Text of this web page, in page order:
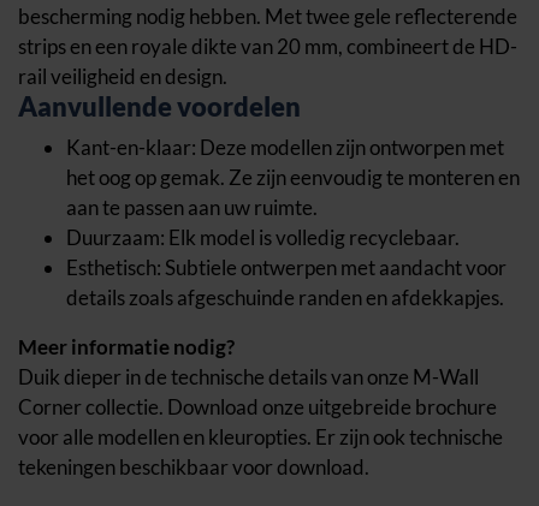
bescherming nodig hebben. Met twee gele reflecterende
strips en een royale dikte van 20 mm, combineert de HD-
rail veiligheid en design.
Aanvullende voordelen
Kant-en-klaar: Deze modellen zijn ontworpen met
het oog op gemak. Ze zijn eenvoudig te monteren en
aan te passen aan uw ruimte.
Duurzaam: Elk model is volledig recyclebaar.
Esthetisch: Subtiele ontwerpen met aandacht voor
details zoals afgeschuinde randen en afdekkapjes.
Meer informatie nodig?
Duik dieper in de technische details van onze M-Wall
Corner collectie. Download onze uitgebreide brochure
voor alle modellen en kleuropties. Er zijn ook technische
tekeningen beschikbaar voor download.